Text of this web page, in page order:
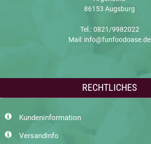
86153 Augsburg
Tel.: 0821/9982022
Mail: info@funfoodoase.de
RECHTLICHES
Kundeninformation
Versandinfo